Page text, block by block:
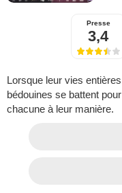
Presse
3,4
Lorsque leur vies
bédouines se battent
chacune à leur manière.